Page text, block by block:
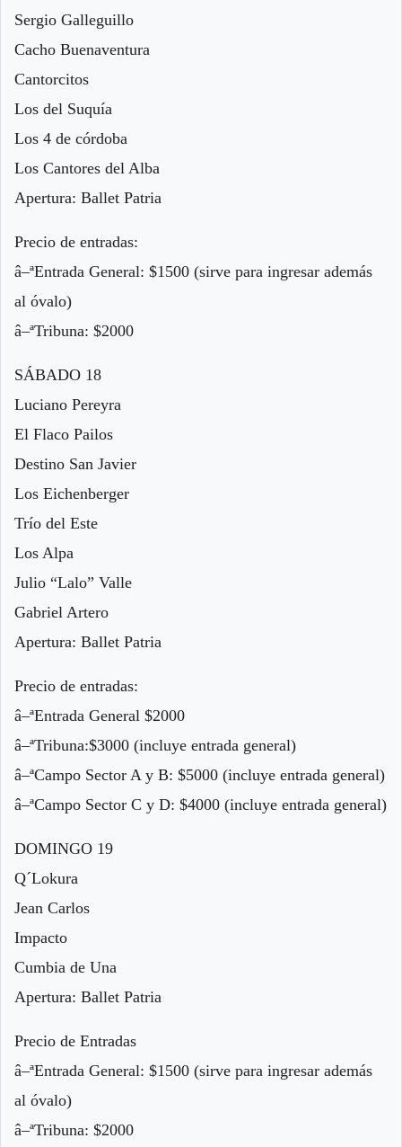
Sergio Galleguillo
Cacho Buenaventura
Cantorcitos
Los del Suquía
Los 4 de córdoba
Los Cantores del Alba
Apertura: Ballet Patria
Precio de entradas:
â–ªEntrada General: $1500 (sirve para ingresar además
al óvalo)
â–ªTribuna: $2000
SÁBADO 18
Luciano Pereyra
El Flaco Pailos
Destino San Javier
Los Eichenberger
Trío del Este
Los Alpa
Julio “Lalo” Valle
Gabriel Artero
Apertura: Ballet Patria
Precio de entradas:
â–ªEntrada General $2000
â–ªTribuna:$3000 (incluye entrada general)
â–ªCampo Sector A y B: $5000 (incluye entrada general)
â–ªCampo Sector C y D: $4000 (incluye entrada general)
DOMINGO 19
Q´Lokura
Jean Carlos
Impacto
Cumbia de Una
Apertura: Ballet Patria
Precio de Entradas
â–ªEntrada General: $1500 (sirve para ingresar además
al óvalo)
â–ªTribuna: $2000